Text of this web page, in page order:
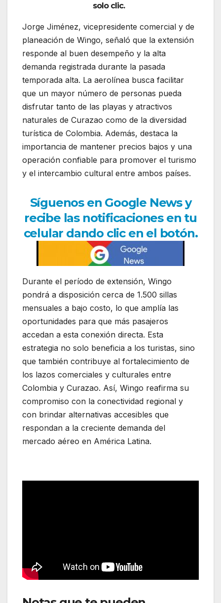
solo clic.
Jorge Jiménez, vicepresidente comercial y de
planeación de Wingo, señaló que la extensión
responde al buen desempeño y la alta
demanda registrada durante la pasada
temporada alta. La aerolínea busca facilitar
que un mayor número de personas pueda
disfrutar tanto de las playas y atractivos
naturales de Curazao como de la diversidad
turística de Colombia. Además, destaca la
importancia de mantener precios bajos y una
operación confiable para promover el turismo
y el intercambio cultural entre ambos países.
Síguenos en Google News y
recibe las notificaciones en tu
celular dando clic en el botón.
Durante el período de extensión, Wingo
pondrá a disposición cerca de 1.500 sillas
mensuales a bajo costo, lo que amplía las
oportunidades para que más pasajeros
accedan a esta conexión directa. Esta
estrategia no solo beneficia a los turistas, sino
que también contribuye al fortalecimiento de
los lazos comerciales y culturales entre
Colombia y Curazao. Así, Wingo reafirma su
compromiso con la conectividad regional y
con brindar alternativas accesibles que
respondan a la creciente demanda del
mercado aéreo en América Latina.